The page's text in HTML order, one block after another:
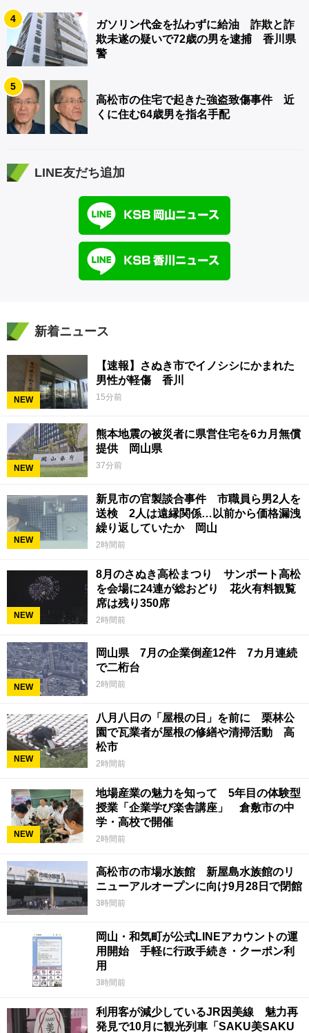
4
ガソリン代金を払わずに給油 詐欺と詐
欺未遂の疑いで72歳の男を逮捕 香川県
警
5
高松市の住宅で起きた強盗致傷事件 近
くに住む64歳男を指名手配
LINE友だち追加
新着ニュース
NEW
【速報】さぬき市でイノシシにかまれた
男性が軽傷 香川
15分前
NEW
熊本地震の被災者に県営住宅を6カ月無償
提供 岡山県
37分前
NEW
新見市の官製談合事件 市職員ら男2人を
送検 2人は遠縁関係…以前から価格漏洩
繰り返していたか 岡山
2時間前
NEW
8月のさぬき高松まつり サンポート高松
を会場に24連が総おどり 花火有料観覧
席は残り350席
2時間前
NEW
岡山県 7月の企業倒産12件 7カ月連続
で二桁台
2時間前
NEW
八月八日の「屋根の日」を前に 栗林公
園で瓦業者が屋根の修繕や清掃活動 高
松市
2時間前
NEW
地場産業の魅力を知って 5年目の体験型
授業「企業学び楽舎講座」 倉敷市の中
学・高校で開催
2時間前
高松市の市場水族館 新屋島水族館のリ
ニューアルオープンに向け9月28日で閉館
3時間前
岡山・和気町が公式LINEアカウントの運
用開始 手軽に行政手続き・クーポン利
用
3時間前
利用客が減少しているJR因美線 魅力再
発見で10月に観光列車「SAKU美SAKU